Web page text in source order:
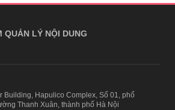
QUẢN LÝ NỘI DUNG
Building, Hapulico Complex, Số 01, phố
Thanh Xuân, thành phố Hà Nội